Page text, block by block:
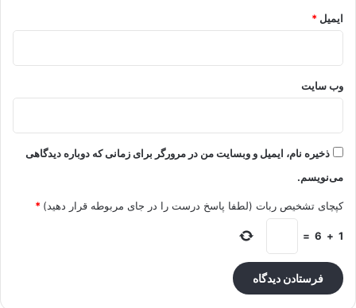
ایمیل *
وب‌ سایت
ذخیره نام، ایمیل و وبسایت من در مرورگر برای زمانی که دوباره دیدگاهی
می‌نویسم.
کپچای تشخیص ربات (لطفا پاسخ درست را در جای مربوطه قرار دهید) *
1
+
6
=